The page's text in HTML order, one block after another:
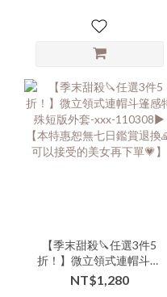
美女再下單💗】
【季末甜殺🔪任選3件5
折！】微立領式連帽斗篷
感特殊短版外套-xxx-
110308▶ 【本特惠恕無七
NT$1,280